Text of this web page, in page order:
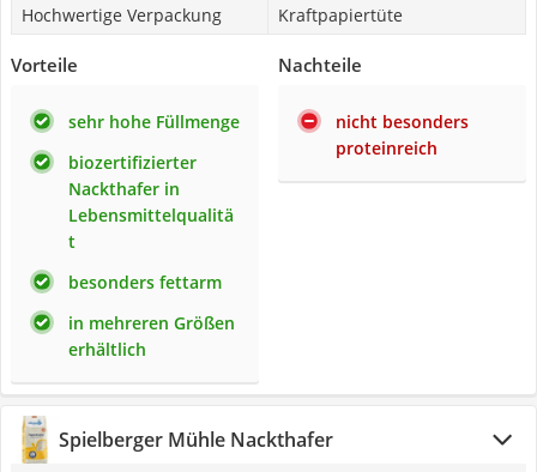
Hochwertige Verpackung
Kraftpapiertüte
Vorteile
sehr hohe Füllmenge
biozertifizierter
Nackthafer in
Lebensmittelqualitä
t
besonders fettarm
in mehreren Größen
erhältlich
Nachteile
nicht besonders
proteinreich
Spielberger Mühle Nackthafer